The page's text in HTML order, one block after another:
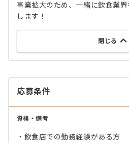
事業拡大のため、一緒に飲食業
します！
閉じる
応募条件
資格・備考
・飲食店での勤務経験がある方